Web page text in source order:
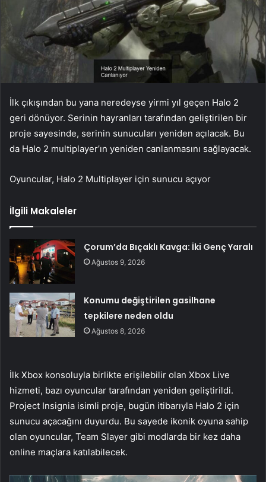
İlk çıkışından bu yana neredeyse yirmi yıl geçen Halo 2
geri dönüyor. Serinin hayranları tarafından geliştirilen bir
proje sayesinde, serinin sunucuları yeniden açılacak. Bu
da Halo 2 multiplayer’ın yeniden canlanmasını sağlayacak.
Oyuncular, Halo 2 Multiplayer için sunucu açıyor
İlgili Makaleler
Çorum’da Bıçaklı Kavga: İki Genç Yaralı
Ağustos 9, 2026
Konumu değiştirilen gasilhane
tepkilere neden oldu
Ağustos 8, 2026
İlk Xbox konsoluyla birlikte erişilebilir olan Xbox Live
hizmeti, bazı oyuncular tarafından yeniden geliştirildi.
Project Insignia isimli proje, bugün itibarıyla Halo 2 için
sunucu açacağını duyurdu. Bu sayede ikonik oyuna sahip
olan oyuncular, Team Slayer gibi modlarda bir kez daha
online maçlara katılabilecek.